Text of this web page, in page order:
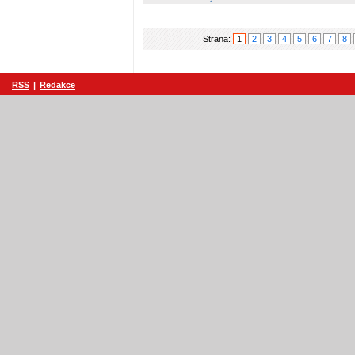
Strana: 1 2 3 4 5 6 7 8
RSS | Redakce